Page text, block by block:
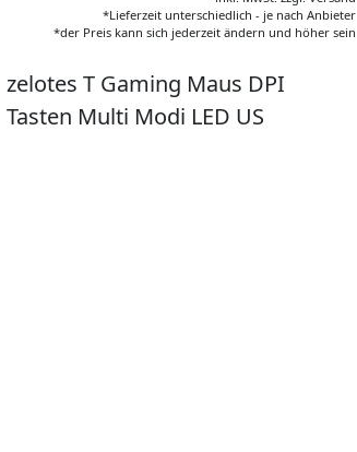
*Lieferzeit unterschiedlich - je nach Anbieter
*der Preis kann sich jederzeit ändern und höher sein
zelotes T Gaming Maus DPI
Tasten Multi Modi LED US